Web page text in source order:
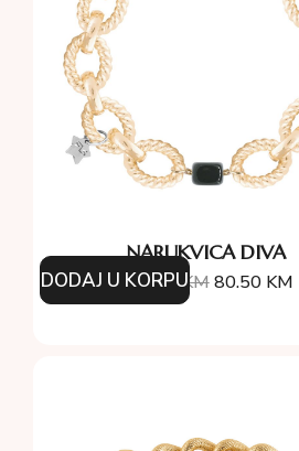
NARUKVICA DIVA
115.00KM80.50 KM
DODAJ U KORPU